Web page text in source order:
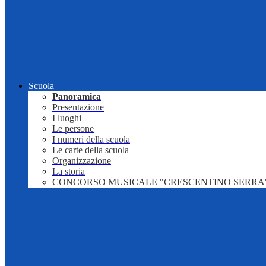
Scuola
Panoramica
Presentazione
I luoghi
Le persone
I numeri della scuola
Le carte della scuola
Organizzazione
La storia
CONCORSO MUSICALE "CRESCENTINO